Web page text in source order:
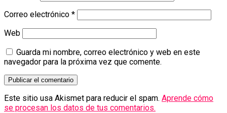
Correo electrónico *
Web
Guarda mi nombre, correo electrónico y web en este
navegador para la próxima vez que comente.
Este sitio usa Akismet para reducir el spam. Aprende cómo
se procesan los datos de tus comentarios.